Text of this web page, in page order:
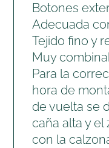
Botones
Adecuada
Tejido fino y
Muy
Para la
hora de
de vuelta se
caña alta y el
con la